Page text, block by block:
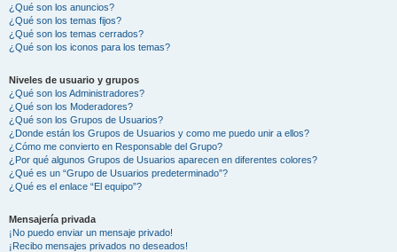
¿Qué son los anuncios?
¿Qué son los temas fijos?
¿Qué son los temas cerrados?
¿Qué son los iconos para los temas?
Niveles de usuario y grupos
¿Qué son los Administradores?
¿Qué son los Moderadores?
¿Qué son los Grupos de Usuarios?
¿Donde están los Grupos de Usuarios y como me puedo unir a ellos?
¿Cómo me convierto en Responsable del Grupo?
¿Por qué algunos Grupos de Usuarios aparecen en diferentes colores?
¿Qué es un “Grupo de Usuarios predeterminado”?
¿Qué es el enlace “El equipo”?
Mensajería privada
¡No puedo enviar un mensaje privado!
¡Recibo mensajes privados no deseados!